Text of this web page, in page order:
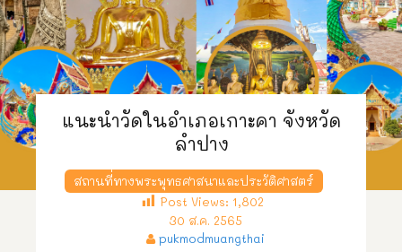
แนะนำวัดในอำเภอเกาะคา จังหวัด
ลำปาง
สถานที่ทางพระพุทธศาสนาและประวัติศาสตร์
Post Views: 1,802
30 ส.ค. 2565
pukmodmuangthai